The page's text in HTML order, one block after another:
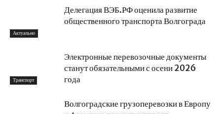
Актуально
Делегация ВЭБ.РФ оценила развитие
общественного транспорта Волгограда
Транспорт
Электронные перевозочные документы
станут обязательными с осени 2026
года
Волгоградские грузоперевозки в Европу